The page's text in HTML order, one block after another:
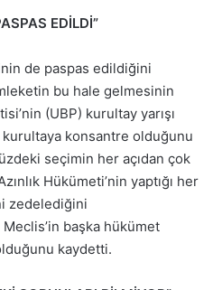
EDİLDİ”
de paspas edildiğini
bu hale gelmesinin
(UBP) kurultay yarışı
konsantre olduğunu
seçimin her açıdan çok
Hükümeti’nin yaptığı her
zedelediğini
başka hükümet
kaydetti.